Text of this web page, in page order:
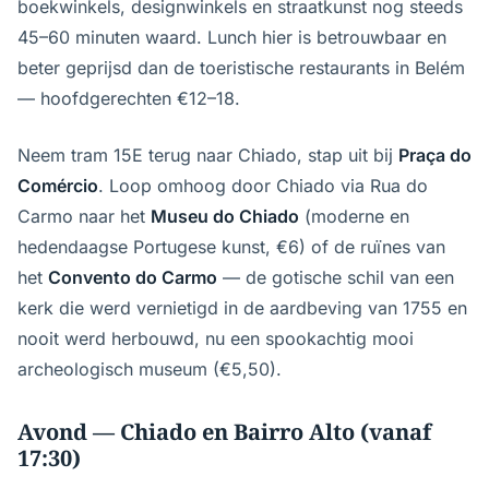
boekwinkels, designwinkels en straatkunst nog steeds
45–60 minuten waard. Lunch hier is betrouwbaar en
beter geprijsd dan de toeristische restaurants in Belém
— hoofdgerechten €12–18.
Neem tram 15E terug naar Chiado, stap uit bij Praça do
Comércio. Loop omhoog door Chiado via Rua do
Carmo naar het Museu do Chiado (moderne en
hedendaagse Portugese kunst, €6) of de ruïnes van
het Convento do Carmo — de gotische schil van een
kerk die werd vernietigd in de aardbeving van 1755 en
nooit werd herbouwd, nu een spookachtig mooi
archeologisch museum (€5,50).
Avond — Chiado en Bairro Alto (vanaf
17:30)